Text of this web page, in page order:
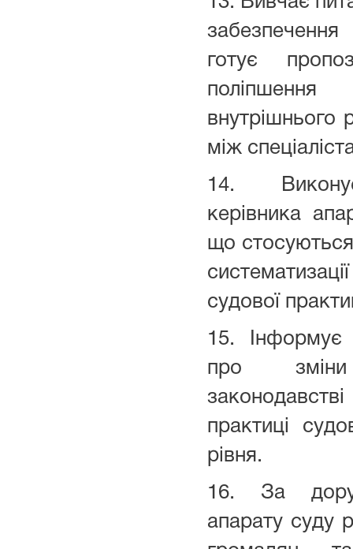
забезпечення
готує
внутрішнього
між
14.
керівника
що стосуються
судової
15. Інформує
про
практиці
рівня.
16. За
апарату суду